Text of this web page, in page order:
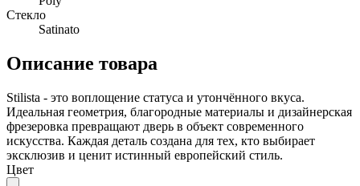
Стекло
Satinato
Описание товара
Stilista - это воплощение статуса и утончённого вкуса.
Идеальная геометрия, благородные материалы и дизайнерская
фрезеровка превращают дверь в объект современного
искусства. Каждая деталь создана для тех, кто выбирает
эксклюзив и ценит истинный европейский стиль.
Цвет